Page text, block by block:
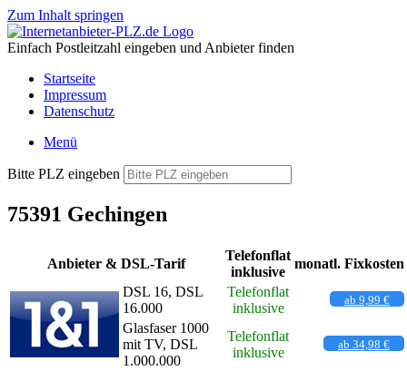
Zum Inhalt springen
Einfach Postleitzahl eingeben und Anbieter finden
Startseite
Impressum
Datenschutz
Menü
Bitte PLZ eingeben
75391 Gechingen
Anbieter & DSL-Tarif
Telefonflat
inklusive
monatl. Fixkosten
DSL 16, DSL
16.000
Telefonflat
inklusive
ab 9,99 €
Glasfaser 1000
mit TV, DSL
1.000.000
Telefonflat
inklusive
ab 34,98 €